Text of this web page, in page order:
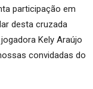
participação em
desta cruzada
Kely Araújo
convidadas do